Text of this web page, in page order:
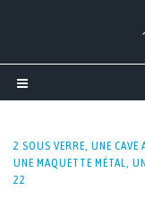
2 SOUS VERRE, UNE CAVE
UNE MAQUETTE MÉTAL,
22